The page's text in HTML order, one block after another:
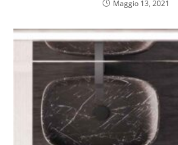
Maggio 13, 2021